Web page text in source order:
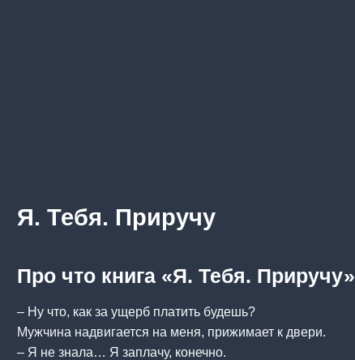
Я. Тебя. Приручу
Про что книга «Я. Тебя. Приручу»
– Ну что, как за ущерб платить будешь?
Мужчина надвигается на меня, прижимает к двери.
– Я не знала… Я заплачу, конечно.